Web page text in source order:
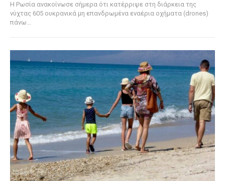
Η Ρωσία ανακοίνωσε σήμερα ότι κατέρριψε στη διάρκεια της
νύχτας 605 ουκρανικά μη επανδρωμένα εναέρια οχήματα (drones)
πάνω...